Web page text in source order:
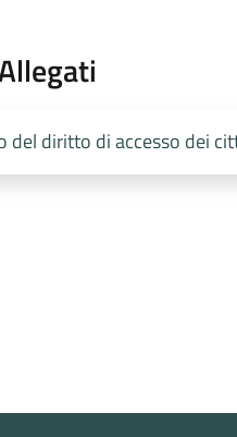
del diritto di accesso dei